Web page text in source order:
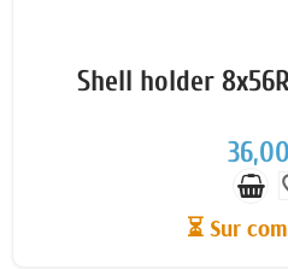
Shell holder
⏳ Sur